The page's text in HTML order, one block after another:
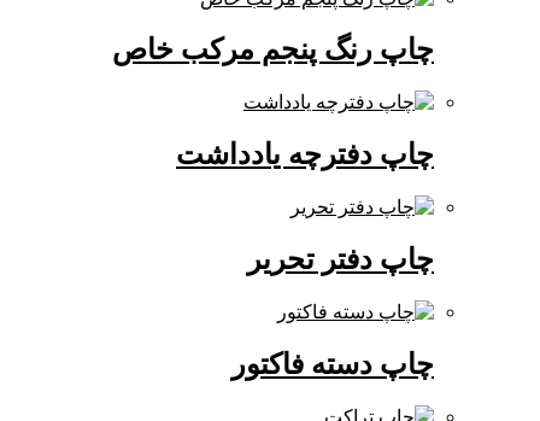
چاپ رنگ پنجم مرکب خاص
چاپ دفترچه یادداشت
چاپ دفتر تحریر
چاپ دسته فاکتور